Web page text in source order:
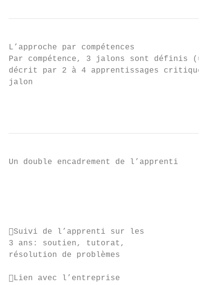
L’approche par compétences
Par compétence, 3 jalons sont définis (un
décrit par 2 à 4 apprentissages critiques
jalon
Un double encadrement de l’apprenti
Suivi de l’apprenti sur les
3 ans: soutien, tutorat,
résolution de problèmes
Lien avec l’entreprise